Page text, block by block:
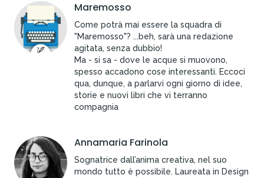
Maremosso
Come potrà mai essere la squadra di
"Maremosso"? ...beh, sarà una redazione
agitata, senza dubbio!
Ma - si sa - dove le acque si muovono,
spesso accadono cose interessanti. Eccoci
qua, dunque, a parlarvi ogni giorno di idee,
storie e nuovi libri che vi terranno
compagnia
Annamaria Farinola
Sognatrice dall’anima creativa, nel suo
mondo tutto è possibile. Laureata in Design